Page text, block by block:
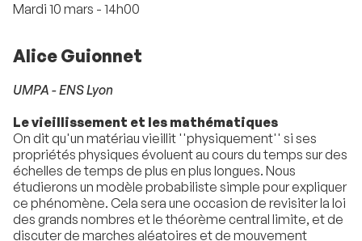
Mardi 10 mars - 14h00
Alice Guionnet
UMPA - ENS Lyon
Le vieillissement et les mathématiques
On dit qu'un matériau vieillit ''physiquement'' si ses
propriétés physiques évoluent au cours du temps sur des
échelles de temps de plus en plus longues. Nous
étudierons un modèle probabiliste simple pour expliquer
ce phénomène. Cela sera une occasion de revisiter la loi
des grands nombres et le théorème central limite, et de
discuter de marches aléatoires et de mouvement